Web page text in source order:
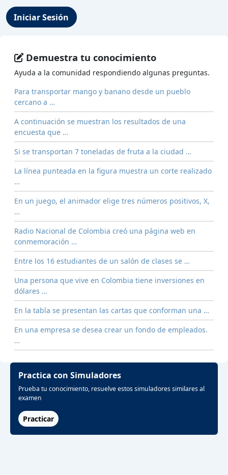
Iniciar Sesión
Demuestra tu conocimiento
Ayuda a la comunidad respondiendo algunas preguntas.
Para transportar mango y banano desde un pueblo
cercano a …
A continuación se muestran los resultados de una
encuesta que …
Si se transportan 7 toneladas de fruta a la ciudad …
La línea punteada en la figura muestra un corte realizado
…
En un juego, el animador elige tres números positivos, X,
…
Radio Nacional de Colombia creó una página web en
conmemoración …
Entre los 16 estudiantes de un salón de clases se …
Una persona que vive en Colombia tiene inversiones en
dólares …
En la tabla se presentan las cartas que conforman una …
En una empresa se desea crear un fondo de empleados.
…
Practica con Simuladores
Prueba tu conocimiento, resuelve estos simuladores similares al
examen
Practicar